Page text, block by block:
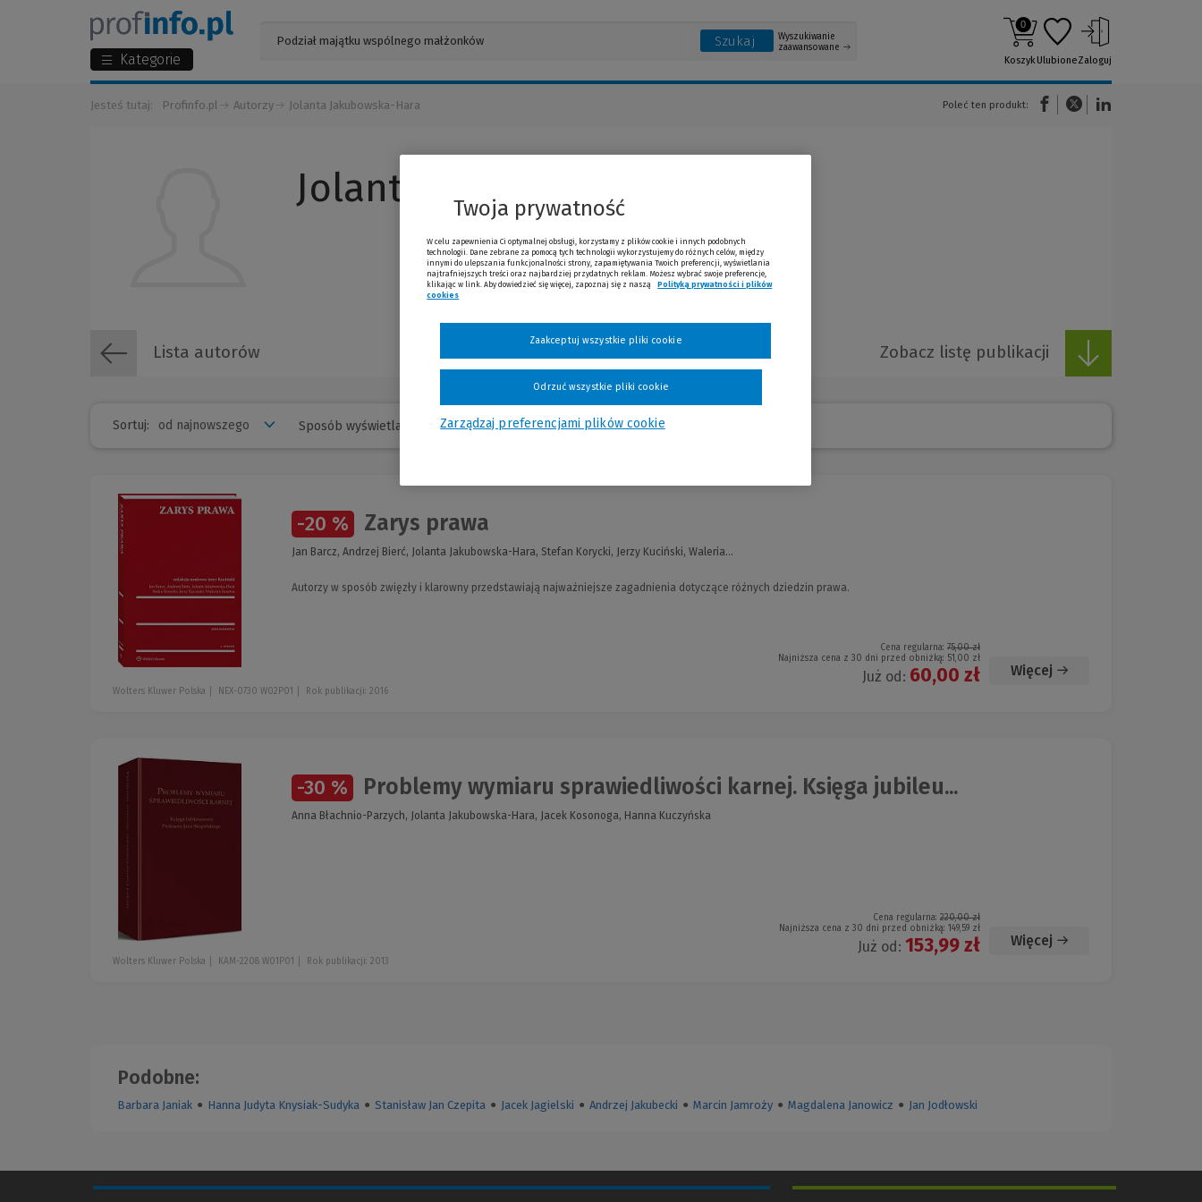
Kategorie
Szukaj
Wyszukiwanie
zaawansowane
0
KoszykUlubioneZaloguj
Jesteś tutaj: Profinfo.pl Autorzy Jolanta Jakubowska-Hara Poleć ten produkt:
(Nowe okno)(Link do innej strony)
Jolanta Jakubowska-Hara
Lista autorów Zobacz listę publikacji
Sortuj: Sposób wyświetlania
-20 % Zarys prawa
Jan Barcz, Andrzej Bierć, Jolanta Jakubowska-Hara, Stefan Korycki, Jerzy Kuciński, Waleria...
Autorzy w sposób zwięzły i klarowny przedstawiają najważniejsze zagadnienia dotyczące różnych dziedzin prawa.
Cena regularna: 75,00 zł
Najniższa cena z 30 dni przed obniżką: 51,00 zł
Już od: 60,00 zł Więcej
Wolters Kluwer Polska NEX-0730 W02P01 Rok publikacji: 2016
-30 % Problemy wymiaru sprawiedliwości karnej. Księga jubileu...
Anna Błachnio-Parzych, Jolanta Jakubowska-Hara, Jacek Kosonoga, Hanna Kuczyńska
Cena regularna: 220,00 zł
Najniższa cena z 30 dni przed obniżką: 149,59 zł
Już od: 153,99 zł Więcej
Wolters Kluwer Polska KAM-2208 W01P01 Rok publikacji: 2013
Podobne:
Barbara Janiak ● Hanna Judyta Knysiak-Sudyka ● Stanisław Jan Czepita ● Jacek Jagielski ● Andrzej Jakubecki ● Marcin Jamroży ● Magdalena Janowicz ● Jan Jodłowski
Twoja prywatność
W celu zapewnienia Ci optymalnej obsługi, korzystamy z plików cookie i innych podobnych
technologii. Dane zebrane za pomocą tych technologii wykorzystujemy do różnych celów, między
innymi do ulepszania funkcjonalności strony, zapamiętywania Twoich preferencji, wyświetlania
najtrafniejszych treści oraz najbardziej przydatnych reklam. Możesz wybrać swoje preferencje,
klikając w link. Aby dowiedzieć się więcej, zapoznaj się z naszą
Polityką prywatności i plików
cookies
Zarządzaj preferencjami plików cookie
Odrzuć wszystkie pliki cookie
Zaakceptuj wszystkie pliki cookie